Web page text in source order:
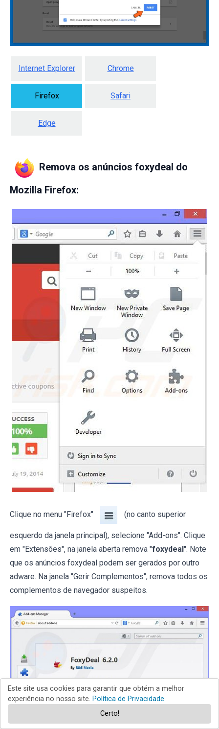
Internet Explorer Chrome
Firefox Safari
Edge
Remova os anúncios foxydeal do
Mozilla Firefox:
Clique no menu "Firefox" (no canto superior
esquerdo da janela principal), selecione "Add-ons". Clique
em "Extensões", na janela aberta remova "foxydeal ". Note
que os anúncios foxydeal podem ser gerados por outro
adware. Na janela "Gerir Complementos", remova todos os
complementos de navegador suspeitos.
Este site usa cookies para garantir que obtém a melhor
experiência no nosso site. Política de Privacidade
Certo!